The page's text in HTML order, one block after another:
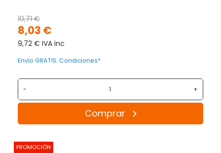
8,03 €
10,71 €
9,72 € IVA inc
Envío GRATIS. Condiciones*
- +
Comprar
PROMOCIÓN